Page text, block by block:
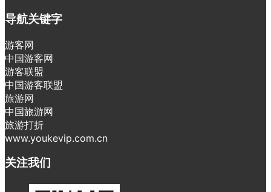
导航关键字
游客网
中国游客网
游客联盟
中国游客联盟
旅游网
中国旅游网
旅游打折
www.youkevip.com.cn
关注我们